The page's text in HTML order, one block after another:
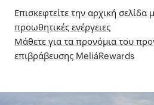
Επισκεφτείτε την αρχική σελίδα
προωθητικές ενέργειες
Μάθετε για τα προνόμια του
επιβράβευσης MeliáRewards